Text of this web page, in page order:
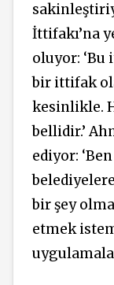
İttifakı’na
oluyor: ‘Bu
bir ittifak
kesinlikle.
bellidir.’
ediyor:
bir şey
etmek